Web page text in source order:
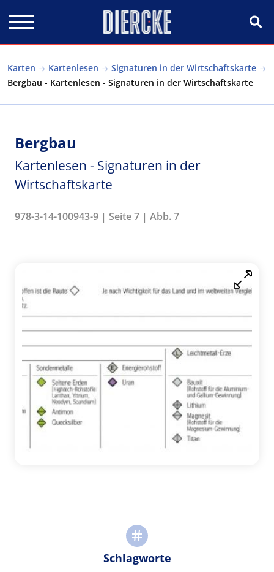
Karten Kartenlesen
Signaturen in der Wirtschaftskarte
Bergbau - Kartenlesen - Signaturen in der Wirtschaftskarte
Bergbau
Kartenlesen - Signaturen in der
Wirtschaftskarte
978-3-14-100943-9 | Seite 7 | Abb. 7
Schlagworte